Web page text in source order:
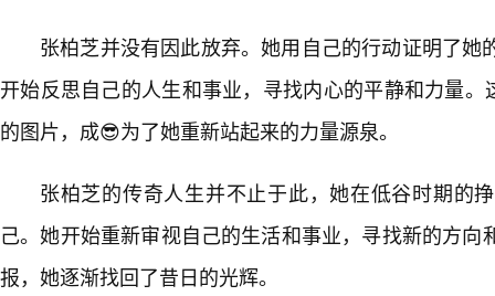
张柏芝并没有因此放弃。她用自己的行动证明了她
开始反思自己的人生和事业，寻找内心的平静和力量。
的图片，成😎为了她重新站起来的力量源泉。
张柏芝的传奇人生并不止于此，她在低谷时期的
己。她开始重新审视自己的生活和事业，寻找新的方向
报，她逐渐找回了昔日的光辉。